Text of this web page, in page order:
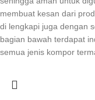
membuat kesan dari
di lengkapi juga dengan
bagian bawah terdapat
semua jenis kompor